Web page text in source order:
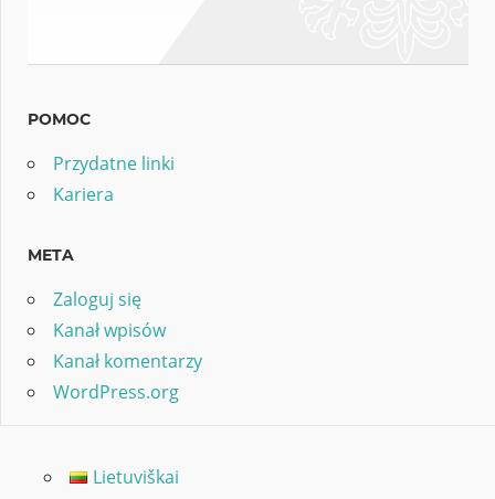
POMOC
Przydatne linki
Kariera
META
Zaloguj się
Kanał wpisów
Kanał komentarzy
WordPress.org
Lietuviškai